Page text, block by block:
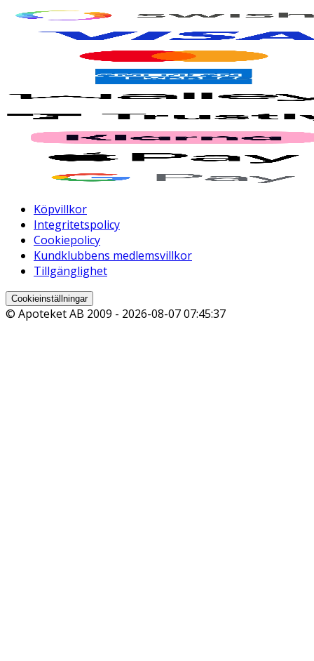
Köpvillkor
Integritetspolicy
Cookiepolicy
Kundklubbens medlemsvillkor
Tillgänglighet
Cookieinställningar
© Apoteket AB 2009 - 2026-08-07 07:45:37